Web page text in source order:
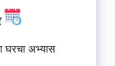
घरचा अभ्यास